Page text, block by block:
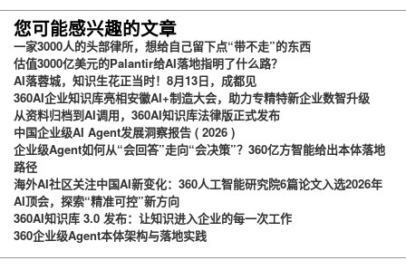
台
您可能感兴趣的文章
一家3000人的头部律所，想给自己留下点“带不走”的东西
估值3000亿美元的Palantir给AI落地指明了什么路？
AI落蓉城，知识生花正当时！8月13日，成都见
360AI企业知识库亮相安徽AI+制造大会，助力专精特新企业数智升级
从资料归档到AI调用，360AI知识库法律版正式发布
中国企业级AI Agent发展洞察报告 ( 2026 )
企业级Agent如何从“会回答”走向“会决策”？360亿方智能给出本体落地
路径
海外AI社区关注中国AI新变化：360人工智能研究院6篇论文入选2026年
AI顶会，探索“精准可控”新方向
360AI知识库 3.0 发布：让知识进入企业的每一次工作
360企业级Agent本体架构与落地实践